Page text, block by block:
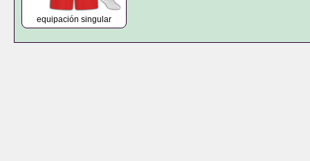
equipación singular